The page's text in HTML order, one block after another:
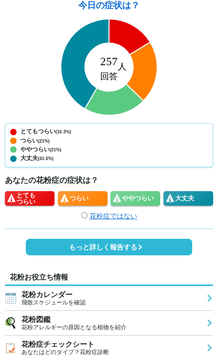
今日の症状は？
とてもつらい(16.3%)
つらい(21%)
ややつらい(21%)
大丈夫(41.6%)
あなたの花粉症の症状は？
とても
つらい
つらい ややつらい 大丈夫
花粉症ではない
もっと詳しく報告する
花粉お役立ち情報
花粉カレンダー
飛散スケジュールを確認
花粉図鑑
花粉アレルギーの原因となる植物を紹介
花粉症チェックシート
あなたはどのタイプ？花粉症診断